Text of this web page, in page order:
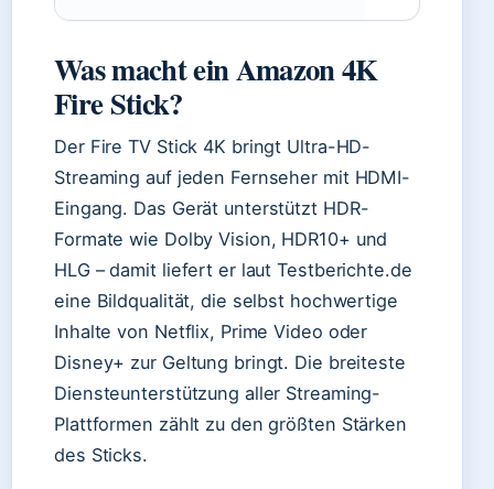
Was macht ein Amazon 4K
Fire Stick?
Der Fire TV Stick 4K bringt Ultra-HD-
Streaming auf jeden Fernseher mit HDMI-
Eingang. Das Gerät unterstützt HDR-
Formate wie Dolby Vision, HDR10+ und
HLG – damit liefert er laut Testberichte.de
eine Bildqualität, die selbst hochwertige
Inhalte von Netflix, Prime Video oder
Disney+ zur Geltung bringt. Die breiteste
Diensteunterstützung aller Streaming-
Plattformen zählt zu den größten Stärken
des Sticks.